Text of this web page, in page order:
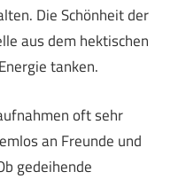
Die Schönheit der
aus dem hektischen
tanken.
oft sehr
an Freunde und
gedeihende